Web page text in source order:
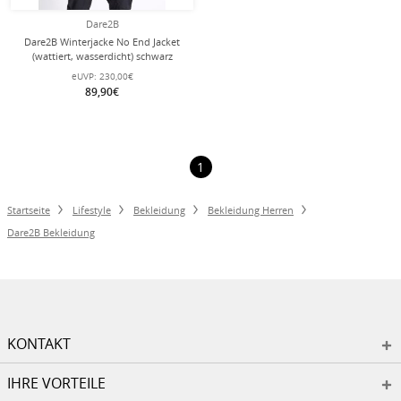
Dare2B
Dare2B Winterjacke No End Jacket
(wattiert, wasserdicht) schwarz
Herren
eUVP: 230,00€
89,90€
1
Startseite Lifestyle Bekleidung
Bekleidung Herren
Dare2B Bekleidung
KONTAKT
IHRE VORTEILE